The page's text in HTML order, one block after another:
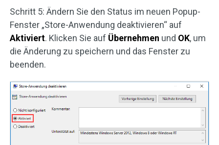
Schritt 5: Ändern Sie den Status im neuen Popup-
Fenster „Store-Anwendung deaktivieren“ auf
Aktiviert. Klicken Sie auf Übernehmen und OK, um
die Änderung zu speichern und das Fenster zu
beenden.